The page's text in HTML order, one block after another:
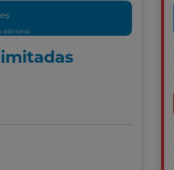
adicional